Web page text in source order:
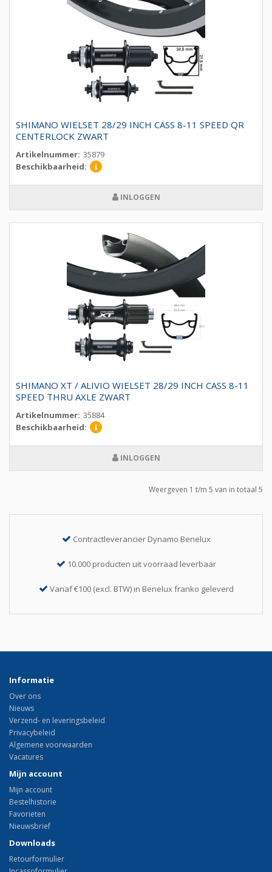
SHIMANO WIELSET 28/29 INCH CASS 8-11 SPEED QR
CENTERLOCK ZWART
Artikelnummer: 35879
Beschikbaarheid:
INLOGGEN
SHIMANO XT / ALIVIO WIELSET 28/29 INCH CASS 8-11
SPEED THRU AXLE ZWART
Artikelnummer: 35884
Beschikbaarheid:
INLOGGEN
Weergeven 1 t/m 5 van in totaal 5
Contractleverancier Dynamo Benelux
10.000 producten uit voorraad leverbaar
Vanaf €100 (excl. BTW) in Benelux franko geleverd
Informatie
Over ons
Nieuws
Verzend- en leveringsbeleid
Privacybeleid
Algemene voorwaarden
Vacatures
Mijn account
Mijn account
Bestelhistorie
Favorieten
Nieuwsbrief
Downloads
Retourformulier